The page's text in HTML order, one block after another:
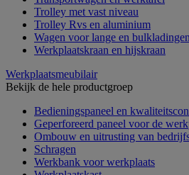
Trolley met vast niveau
Trolley Rvs en aluminium
Wagen voor lange en bulkladingen
Werkplaatskraan en hijskraan
Werkplaatsmeubilair
Bekijk de hele productgroep
Bedieningspaneel en
Geperforeerd paneel voor de
Ombouw en uitrusting van
Schragen
Werkbank voor werkplaats